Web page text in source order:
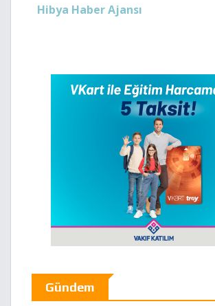
Hibya Haber Ajansı
Gündem